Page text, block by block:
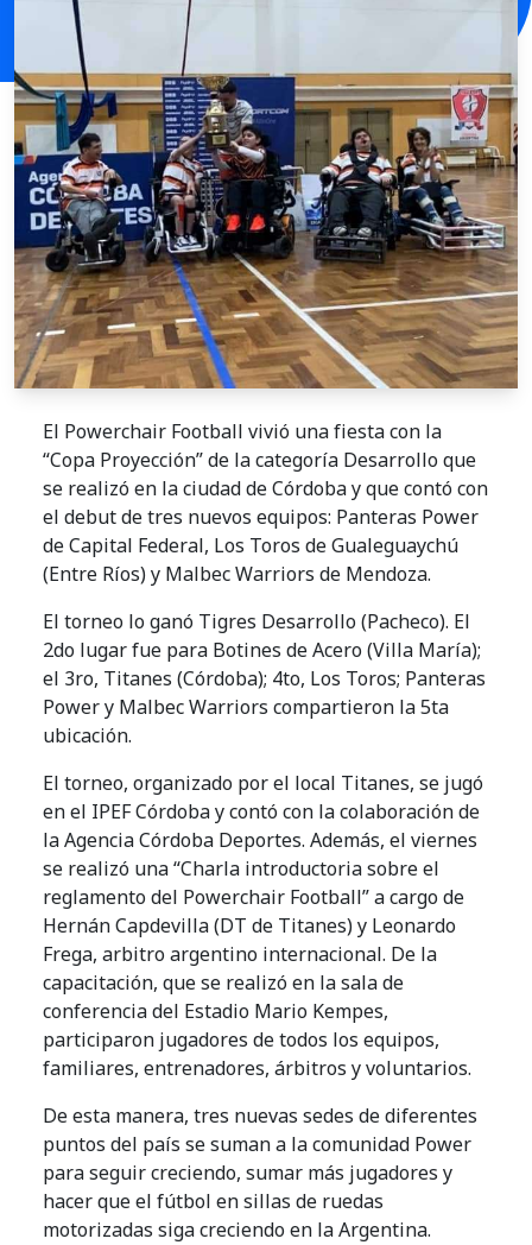
El Powerchair Football vivió una fiesta con la
“Copa Proyección” de la categoría Desarrollo que
se realizó en la ciudad de Córdoba y que contó con
el debut de tres nuevos equipos: Panteras Power
de Capital Federal, Los Toros de Gualeguaychú
(Entre Ríos) y Malbec Warriors de Mendoza.
El torneo lo ganó Tigres Desarrollo (Pacheco). El
2do lugar fue para Botines de Acero (Villa María);
el 3ro, Titanes (Córdoba); 4to, Los Toros; Panteras
Power y Malbec Warriors compartieron la 5ta
ubicación.
El torneo, organizado por el local Titanes, se jugó
en el IPEF Córdoba y contó con la colaboración de
la Agencia Córdoba Deportes. Además, el viernes
se realizó una “Charla introductoria sobre el
reglamento del Powerchair Football” a cargo de
Hernán Capdevilla (DT de Titanes) y Leonardo
Frega, arbitro argentino internacional. De la
capacitación, que se realizó en la sala de
conferencia del Estadio Mario Kempes,
participaron jugadores de todos los equipos,
familiares, entrenadores, árbitros y voluntarios.
De esta manera, tres nuevas sedes de diferentes
puntos del país se suman a la comunidad Power
para seguir creciendo, sumar más jugadores y
hacer que el fútbol en sillas de ruedas
motorizadas siga creciendo en la Argentina.